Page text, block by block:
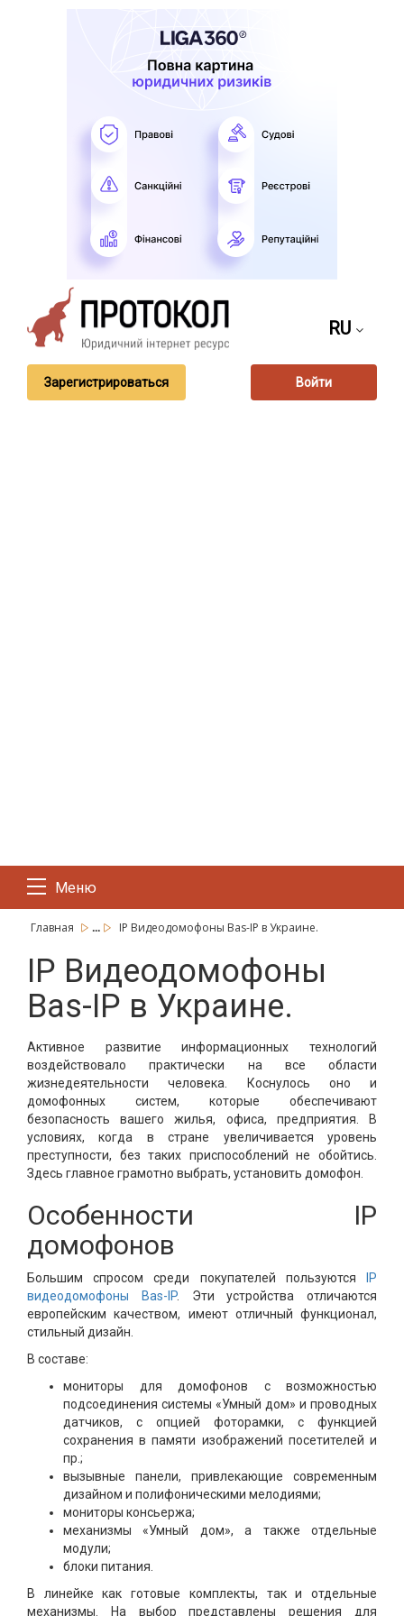
RU
Зарегистрироваться Войти
Меню
Главная ... IP Видеодомофоны Bas-IP в Украине.
IP Видеодомофоны
Bas-IP в Украине.
Активное развитие информационных технологий
воздействовало практически на все области
жизнедеятельности человека. Коснулось оно и
домофонных систем, которые обеспечивают
безопасность вашего жилья, офиса, предприятия. В
условиях, когда в стране увеличивается уровень
преступности, без таких приспособлений не обойтись.
Здесь главное грамотно выбрать, установить домофон.
Особенности IP
домофонов
Большим спросом среди покупателей пользуются
IP
видеодомофоны Bas-IP. Эти устройства отличаются
европейским качеством, имеют отличный функционал,
стильный дизайн.
В составе:
мониторы для домофонов с возможностью
подсоединения системы «Умный дом» и проводных
датчиков, с опцией фоторамки, с функцией
сохранения в памяти изображений посетителей и
пр.;
вызывные панели, привлекающие современным
дизайном и полифоническими мелодиями;
мониторы консьержа;
механизмы «Умный дом», а также отдельные
модули;
блоки питания.
В линейке как готовые комплекты, так и отдельные
механизмы. На выбор представлены решения для